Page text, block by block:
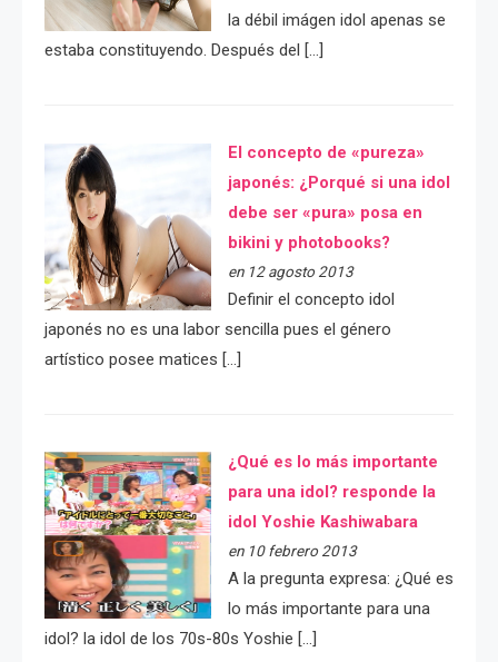
la débil imágen idol apenas se
estaba constituyendo. Después del […]
El concepto de «pureza»
japonés: ¿Porqué si una idol
debe ser «pura» posa en
bikini y photobooks?
en 12 agosto 2013
Definir el concepto idol
japonés no es una labor sencilla pues el género
artístico posee matices […]
¿Qué es lo más importante
para una idol? responde la
idol Yoshie Kashiwabara
en 10 febrero 2013
A la pregunta expresa: ¿Qué es
lo más importante para una
idol? la idol de los 70s-80s Yoshie […]